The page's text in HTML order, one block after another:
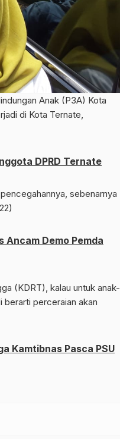
Anak (P3A) Kota
di Kota Ternate,
DPRD Ternate
sebenarnya
Ancam Demo Pemda
(KDRT), kalau untuk anak-
berarti perceraian akan
Kamtibnas Pasca PSU